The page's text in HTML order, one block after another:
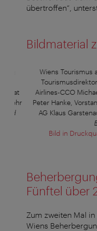
übertroffen“,
Bildmaterial
Wiens Tourismus
Airlines-CCO
Peter Hanke,
AG Klaus
Bild in
Fünftel über
Zum zweiten Mal
Wiens